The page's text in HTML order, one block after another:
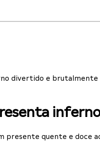
divertido e brutalmente
presente quente e doce